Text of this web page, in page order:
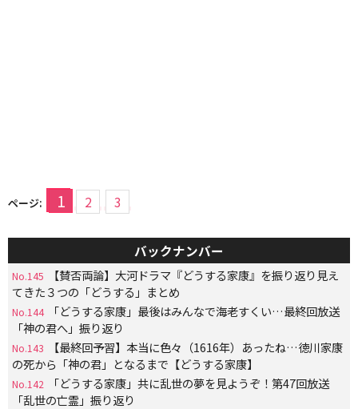
ページ: 1 2 3
バックナンバー
No.145
【賛否両論】大河ドラマ『どうする家康』を振り返り見え
てきた３つの「どうする」まとめ
No.144
「どうする家康」最後はみんなで海老すくい…最終回放送
「神の君へ」振り返り
No.143
【最終回予習】本当に色々（1616年）あったね…徳川家康
の死から「神の君」となるまで【どうする家康】
No.142
「どうする家康」共に乱世の夢を見ようぞ！第47回放送
「乱世の亡霊」振り返り